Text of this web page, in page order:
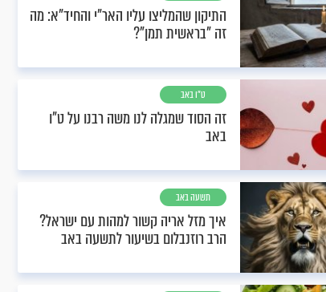
התיקון שהמליצו עליו האר"י והחיד"א: מה
זה "בראשית תמן"?
ט"ו באב
זה הסוד שמגלה לנו משה רבנו על ט"ו
באב
תשעה באב
איך מזל אריה קשור למהות עם ישראל?
הרב רוזנבלום בשיעור לתשעה באב